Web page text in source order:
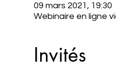
09 mars 2021, 19:30
Webinaire en ligne
Invités